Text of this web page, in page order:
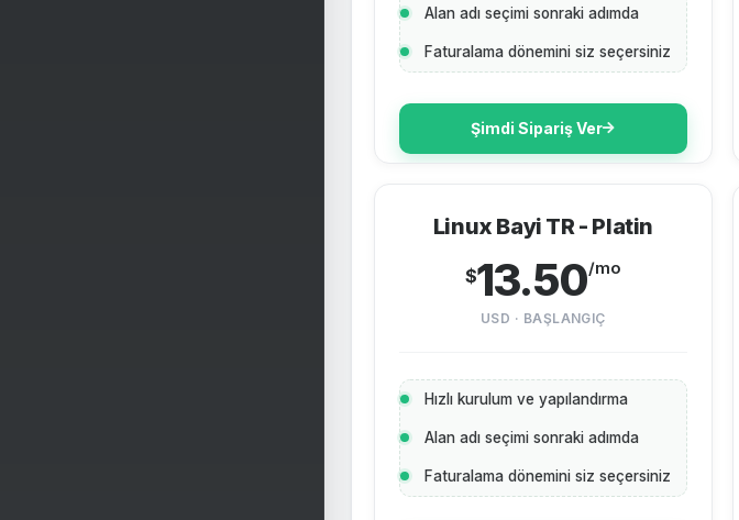
Alan adı seçimi sonraki adımda
Faturalama dönemini siz seçersiniz
Şimdi Sipariş Ver
Linux Bayi TR - Platin
$13.50/mo
USD · BAŞLANGIÇ
Hızlı kurulum ve yapılandırma
Alan adı seçimi sonraki adımda
Faturalama dönemini siz seçersiniz